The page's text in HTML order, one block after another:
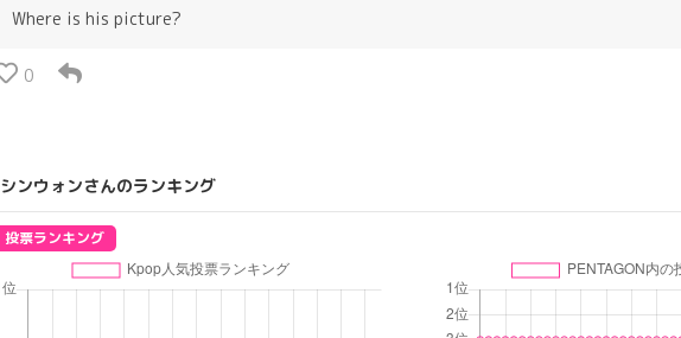
Where is his picture?
0
シンウォンさんのランキング
投票ランキング